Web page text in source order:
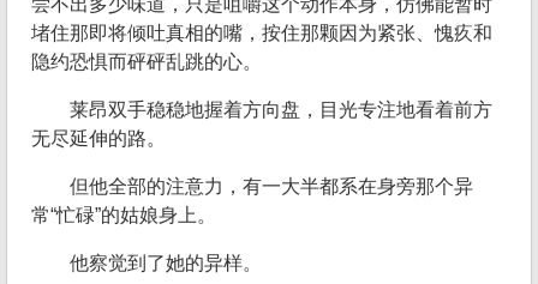
尝不出多少味道，只是咀嚼这个动作本身，仿佛能暂时
堵住那即将倾吐真相的嘴，按住那颗因为紧张、愧疚和
隐约恐惧而砰砰乱跳的心。
莱昂双手稳稳地握着方向盘，目光专注地看着前方
无尽延伸的路。
但他全部的注意力，有一大半都系在身旁那个异
常“忙碌”的姑娘身上。
他察觉到了她的异样。